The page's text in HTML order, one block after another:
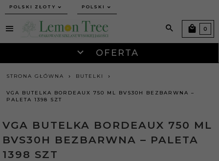
currency_h
POLSKI ZŁOTY POLSKI
OFERTA
0
STRONA GŁÓWNA BUTELKI
VGA BUTELKA BORDEAUX 750 ML BVS30H BEZBARWNA –
PALETA 1398 SZT
VGA BUTELKA BORDEAUX 750 ML
BVS30H BEZBARWNA – PALETA
1398 SZT